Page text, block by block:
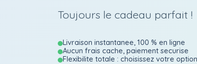
Toujours le cadeau parfait !
Livraison instantanee, 100 % en ligne
Aucun frais cache, paiement securise
Flexibilite totale : choisissez votre